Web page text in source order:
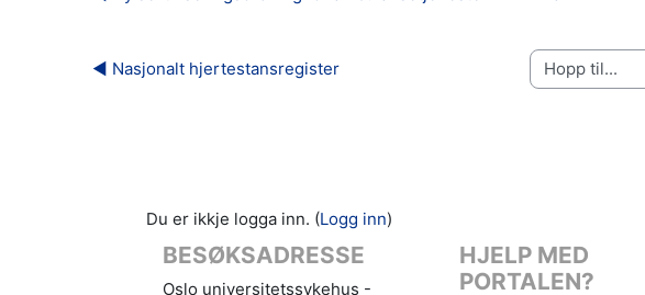
◀︎ Nasjonalt hjertestansregister Hopp til...
Du er ikkje logga inn. (Logg inn)
BESØKSADRESSE
Oslo universitetssykehus -
HJELP MED
PORTALEN?